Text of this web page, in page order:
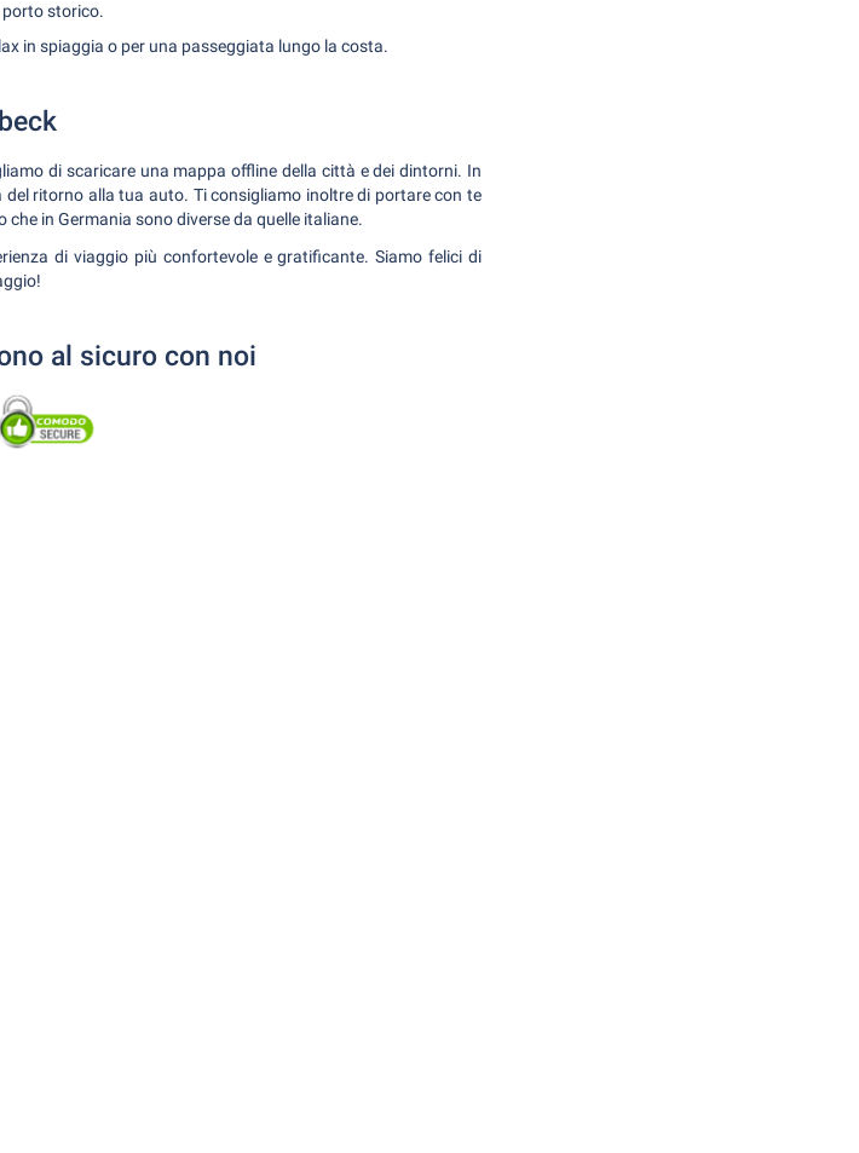
porto storico.
in spiaggia o per una passeggiata lungo la costa.
di scaricare una mappa offline della città e dei dintorni. In
ritorno alla tua auto. Ti consigliamo inoltre di portare con te
in Germania sono diverse da quelle italiane.
di viaggio più confortevole e gratificante. Siamo felici di
al sicuro con noi